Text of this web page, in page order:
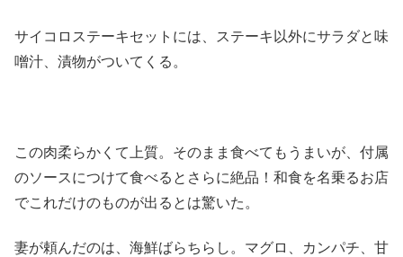
サイコロステーキセットには、ステーキ以外にサラダと味
噌汁、漬物がついてくる。
この肉柔らかくて上質。そのまま食べてもうまいが、付属
のソースにつけて食べるとさらに絶品！和食を名乗るお店
でこれだけのものが出るとは驚いた。
妻が頼んだのは、海鮮ばらちらし。マグロ、カンパチ、甘